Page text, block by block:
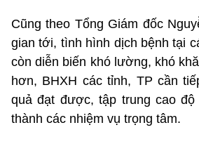
Cũng theo Tổng Giám đốc
gian tới, tình hình dịch bệnh tại
còn diễn biến khó lường, khó
hơn, BHXH các tỉnh, TP cần
quả đạt được, tập trung cao
thành các nhiệm vụ trọng tâm.